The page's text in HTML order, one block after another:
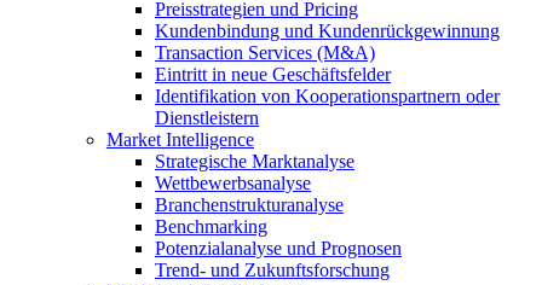
Preisstrategien und Pricing
Kundenbindung und Kundenrückgewinnung
Transaction Services (M&A)
Eintritt in neue Geschäftsfelder
Identifikation von Kooperationspartnern oder
Dienstleistern
Market Intelligence
Strategische Marktanalyse
Wettbewerbsanalyse
Branchenstrukturanalyse
Benchmarking
Potenzialanalyse und Prognosen
Trend- und Zukunftsforschung